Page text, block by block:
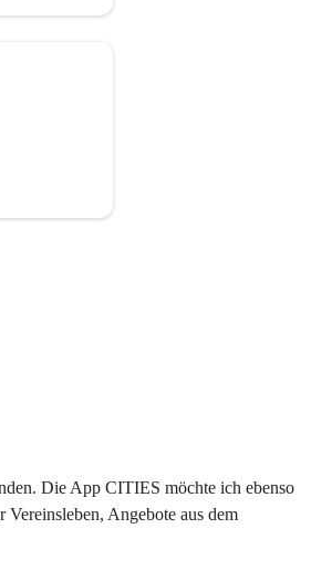
Die App CITIES möchte ich ebenso
Angebote aus dem